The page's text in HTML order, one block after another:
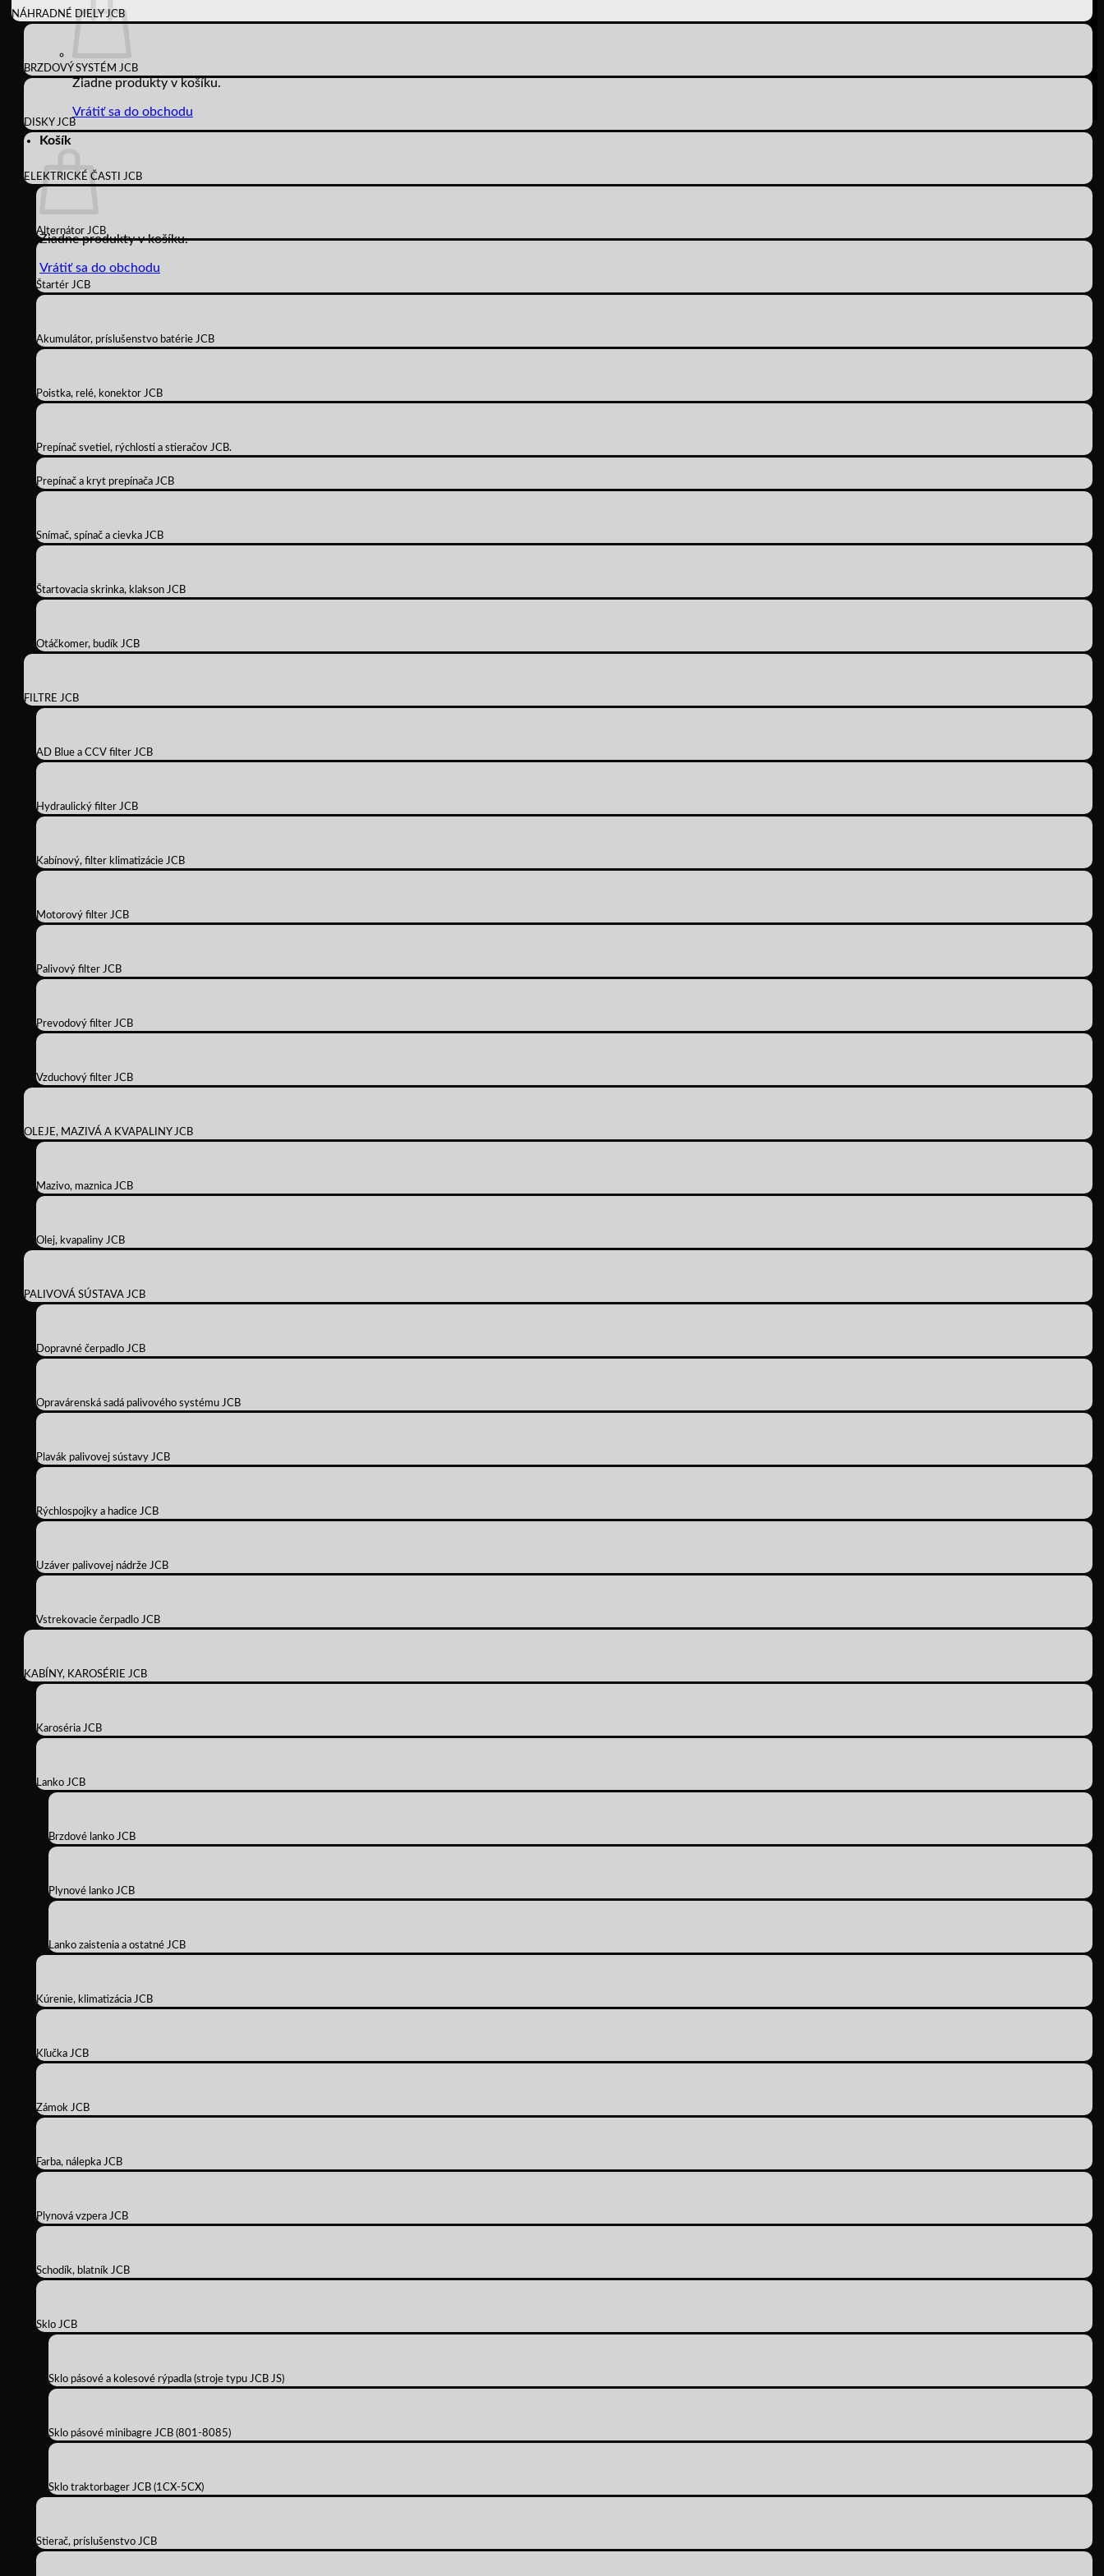
Žiadne produkty v košíku.
Vrátiť sa do obchodu
Košík
Žiadne produkty v košíku.
Vrátiť sa do obchodu
NÁHRADNÉ DIELY JCB
BRZDOVÝ SYSTÉM JCB
DISKY JCB
ELEKTRICKÉ ČASTI JCB
Alternátor JCB
Štartér JCB
Akumulátor, príslušenstvo batérie JCB
Poistka, relé, konektor JCB
Prepínač svetiel, rýchlosti a stieračov JCB.
Prepínač a kryt prepínača JCB
Snímač, spínač a cievka JCB
Štartovacia skrinka, klakson JCB
Otáčkomer, budík JCB
FILTRE JCB
AD Blue a CCV filter JCB
Hydraulický filter JCB
Kabínový, filter klimatizácie JCB
Motorový filter JCB
Palivový filter JCB
Prevodový filter JCB
Vzduchový filter JCB
OLEJE, MAZIVÁ A KVAPALINY JCB
Mazivo, maznica JCB
Olej, kvapaliny JCB
PALIVOVÁ SÚSTAVA JCB
Dopravné čerpadlo JCB
Opravárenská sadá palivového systému JCB
Plavák palivovej sústavy JCB
Rýchlospojky a hadice JCB
Uzáver palivovej nádrže JCB
Vstrekovacie čerpadlo JCB
KABÍNY, KAROSÉRIE JCB
Karoséria JCB
Lanko JCB
Brzdové lanko JCB
Plynové lanko JCB
Lanko zaistenia a ostatné JCB
Kúrenie, klimatizácia JCB
Kľučka JCB
Zámok JCB
Farba, nálepka JCB
Plynová vzpera JCB
Schodík, blatník JCB
Sklo JCB
Sklo pásové a kolesové rýpadla (stroje typu JCB JS)
Sklo pásové minibagre JCB (801-8085)
Sklo traktorbager JCB (1CX-5CX)
Stierač, príslušenstvo JCB